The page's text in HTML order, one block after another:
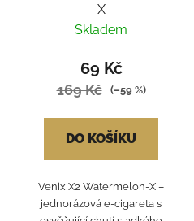
X
Skladem
69 Kč
169 Kč (–59 %)
DO KOŠÍKU
Venix X2 Watermelon‑X –
jednorázová e‑cigareta s